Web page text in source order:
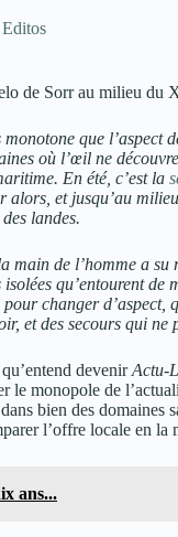
Editos
de Sorr au milieu du
que l’aspect
où l’œil ne
En été, c’est la
et jusqu’au
landes.
main de l’homme a
qu’entourent
changer
et des secours qui ne
devenirActu-
le monopole de
bien des domaines
l’offre locale en la
ans...